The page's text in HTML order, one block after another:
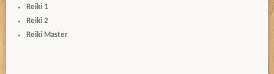
Reiki 1
Reiki 2
Reiki Master